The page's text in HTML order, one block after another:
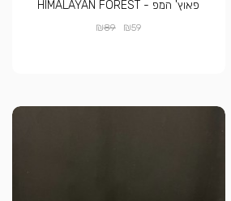
פאוץ' המפ - HIMALAYAN FOREST
₪59
₪89